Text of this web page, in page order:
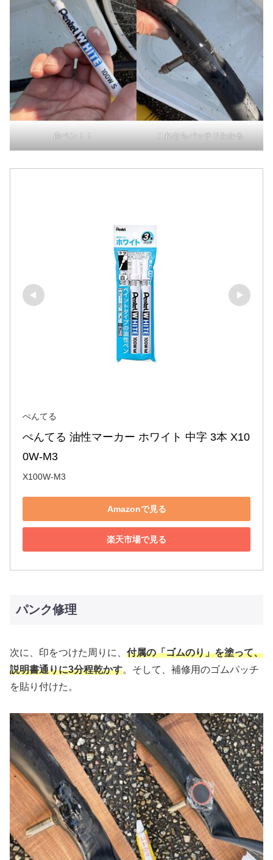
白ペン！！ これならバッチリわかる
ぺんてる
ぺんてる 油性マーカー ホワイト 中字 3本 X10
0W-M3
X100W-M3
Amazonで見る
楽天市場で見る
パンク修理
次に、印をつけた周りに、 付属の「ゴムのり」を塗って、
説明書通りに3分程乾かす。そして、補修用のゴムパッチ
を貼り付けた。